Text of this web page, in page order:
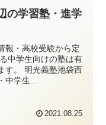
の学習塾・進学
報・高校受験から定
中学生向けの塾は有
す。 明光義塾池袋西
学生...
2021.08.25